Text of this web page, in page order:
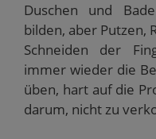
Duschen und
bilden, aber Putzen,
Schneiden der
immer wieder die
üben, hart auf die
darum, nicht zu